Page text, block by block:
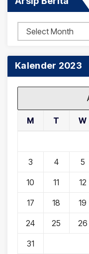
Arsip
Berita
Kalender 2023
M T W
3 4 5
10 11 12
17 18 19
24 25 26
31